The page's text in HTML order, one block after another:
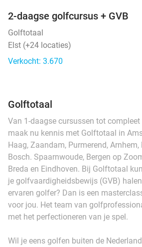
2-daagse golfcursus + GVB
Golftotaal
Elst (+24 locaties)
Verkocht: 3.670
Golftotaal
Van 1-daagse cursussen tot
maak nu kennis met Golftotaal in
Haag, Zaandam, Purmerend, Arnhem,
Bosch. Spaarnwoude, Bergen op
Breda en Eindhoven. Bij Golftotaal
je golfvaardigheidsbewijs (GVB)
ervaren golfer? Dan is een
voor jou. Het team van
met het perfectioneren van je spel.
Wil je eens golfen buiten de